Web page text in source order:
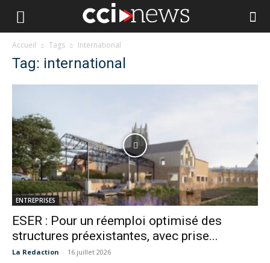
Accueil Tags International
Tag: international
ENTREPRISES
ESER : Pour un réemploi optimisé des
structures préexistantes, avec prise...
La Redaction - 16 juillet 2026